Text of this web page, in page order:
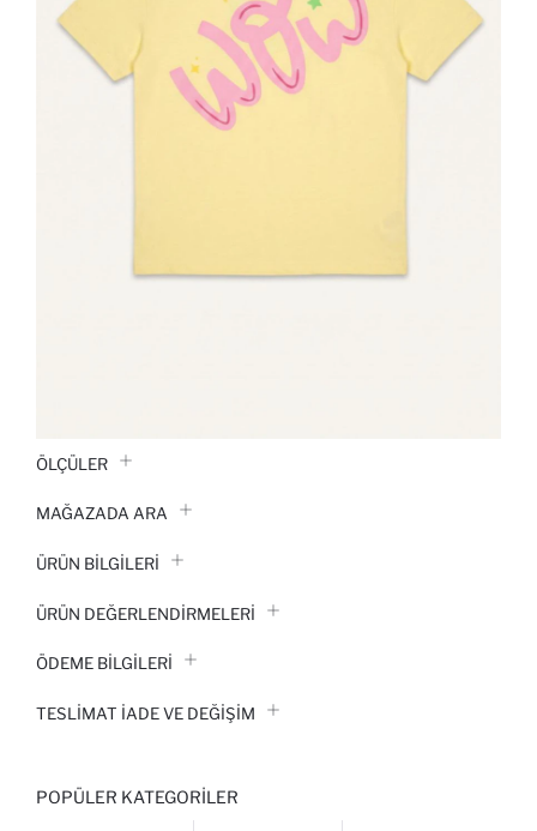
ÖLÇÜLER
MAĞAZADA ARA
ÜRÜN BILGILERI
ÜRÜN DEĞERLENDİRMELERİ
ÖDEME BİLGİLERİ
TESLIMAT İADE VE DEĞIŞIM
POPÜLER KATEGORILER